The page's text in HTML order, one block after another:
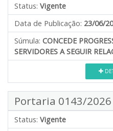
Status: Vigente
Data de Publicação: 23/06/
Súmula: CONCEDE
SERVIDORES A SEGUIR
Portaria 0143/2026
Status: Vigente